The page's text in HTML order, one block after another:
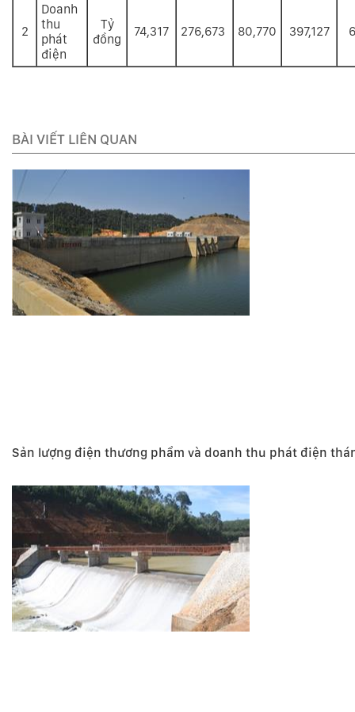
2
Doanh
thu
phát
điện
Tỷ
đồng
74,317 276,673 80,770 397,127
BÀI VIẾT LIÊN QUAN
Sản lượng điện thương phẩm và doanh thu phát điện